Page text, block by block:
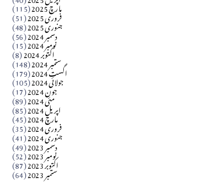
آزاد کشمیر جیسے احتجاج کی ضرورت ہے؟ از،،، ظہیرالدین
مارچ 2025 (115) فروری 2025 (51) جنوری 2025 (48) دسمبر 2024 (56) نومبر 2024 (15) اکتوبر 2024 (8) ستمبر 2024 (148) اگست 2024 (179) جولائی 2024 (105) جون 2024 (17) مئی 2024 (89) اپریل 2024 (85) مارچ 2024 (45) فروری 2024 (35) جنوری 2024 (41) دسمبر 2023 (49) نومبر 2023 (52) اکتوبر 2023 (87) ستمبر 2023 (64)